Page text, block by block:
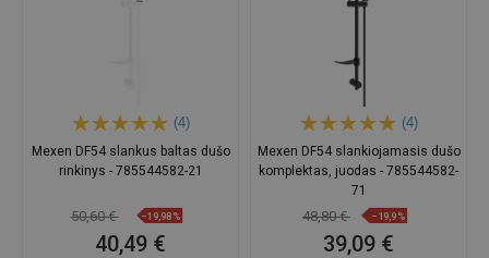
(4)
Mexen DF54 slankus baltas dušo
rinkinys - 785544582-21
50,60 € −19,98%
40,49 €
(4)
Mexen DF54 slankiojamasis dušo
komplektas, juodas - 785544582-
71
48,80 € −19,9%
39,09 €